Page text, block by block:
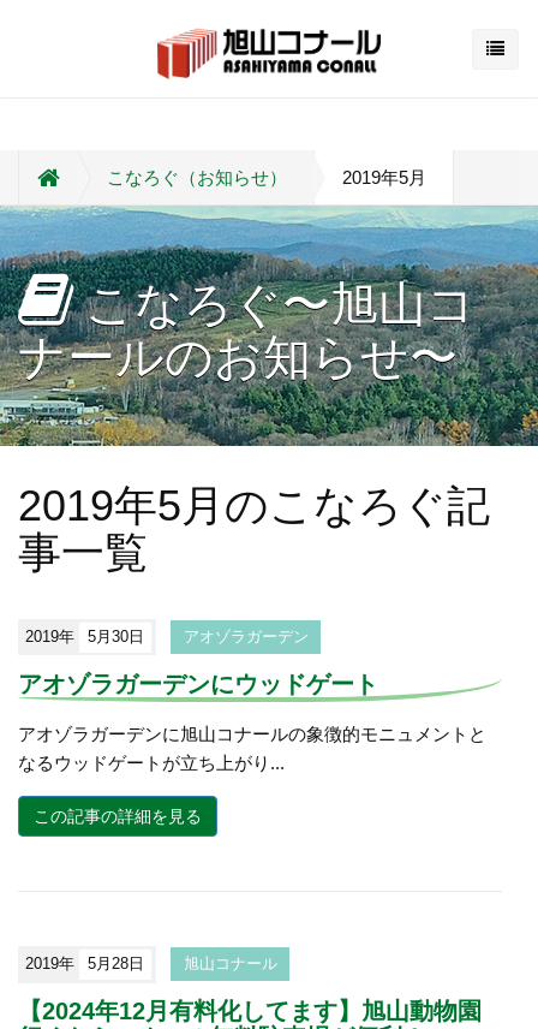
こなろぐ（お知らせ） 2019年5月
こなろぐ〜旭山コ
ナールのお知らせ〜
2019年5月のこなろぐ記
事一覧
2019年 5月30日 アオゾラガーデン
アオゾラガーデンにウッドゲート
アオゾラガーデンに旭山コナールの象徴的モニュメントと
なるウッドゲートが立ち上がり...
この記事の詳細を見る
2019年 5月28日 旭山コナール
【2024年12月有料化してます】旭山動物園